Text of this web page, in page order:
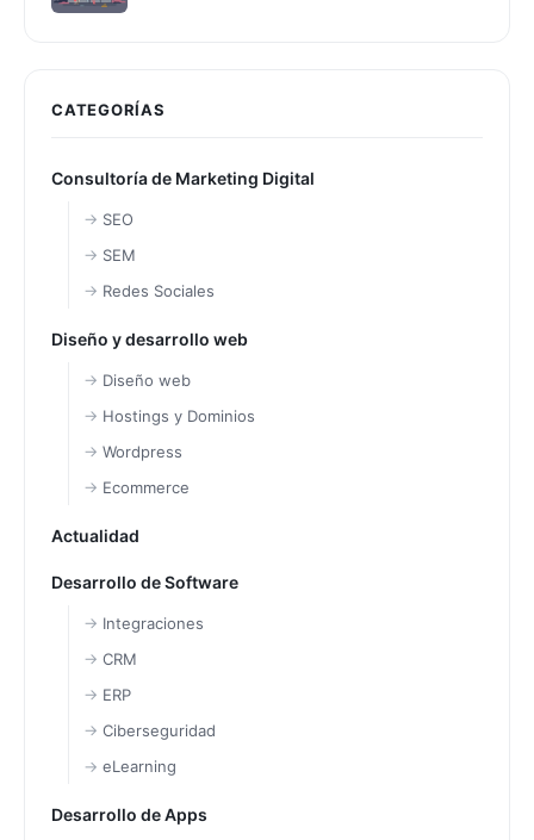
CATEGORÍAS
Consultoría de Marketing Digital
SEO
SEM
Redes Sociales
Diseño y desarrollo web
Diseño web
Hostings y Dominios
Wordpress
Ecommerce
Actualidad
Desarrollo de Software
Integraciones
CRM
ERP
Ciberseguridad
eLearning
Desarrollo de Apps